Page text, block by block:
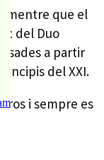
mentre que el
del Duo
a partir
del XXI.
i sempre es